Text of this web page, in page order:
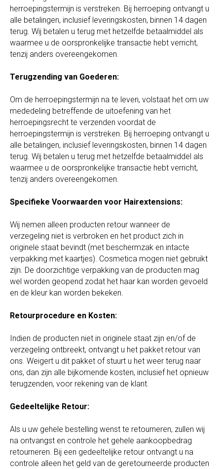
herroepingstermijn is verstreken. Bij herroeping ontvangt u
alle betalingen, inclusief leveringskosten, binnen 14 dagen
terug. Wij betalen u terug met hetzelfde betaalmiddel als
waarmee u de oorspronkelijke transactie hebt verricht,
tenzij anders overeengekomen.
Terugzending van Goederen:
Om de herroepingstermijn na te leven, volstaat het om uw
mededeling betreffende de uitoefening van het
herroepingsrecht te verzenden voordat de
herroepingstermijn is verstreken. Bij herroeping ontvangt u
alle betalingen, inclusief leveringskosten, binnen 14 dagen
terug. Wij betalen u terug met hetzelfde betaalmiddel als
waarmee u de oorspronkelijke transactie hebt verricht,
tenzij anders overeengekomen.
Specifieke Voorwaarden voor Hairextensions:
Wij nemen alleen producten retour wanneer de
verzegeling niet is verbroken en het product zich in
originele staat bevindt (met beschermzak en intacte
verpakking met kaartjes). Cosmetica mogen niet gebruikt
zijn. De doorzichtige verpakking van de producten mag
wel worden geopend zodat het haar kan worden gevoeld
en de kleur kan worden bekeken.
Retourprocedure en Kosten:
Indien de producten niet in originele staat zijn en/of de
verzegeling ontbreekt, ontvangt u het pakket retour van
ons. Weigert u dit pakket of stuurt u het weer terug naar
ons, dan zijn alle bijkomende kosten, inclusief het opnieuw
terugzenden, voor rekening van de klant.
Gedeeltelijke Retour:
Als u uw gehele bestelling wenst te retourneren, zullen wij
na ontvangst en controle het gehele aankoopbedrag
retourneren. Bij een gedeeltelijke retour ontvangt u na
controle alleen het geld van de geretourneerde producten